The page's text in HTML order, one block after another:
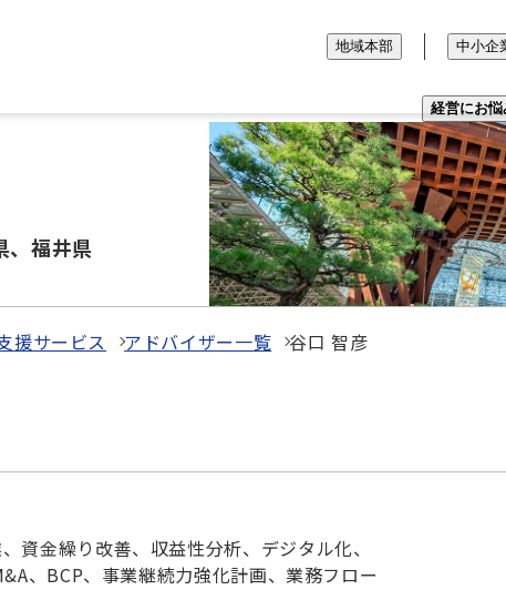
経営にお
地域本部 中小企
、福井県
援サービス アドバイザー一覧 谷口 智彦
資金繰り改善、収益性分析、デジタル化、
、BCP、事業継続力強化計画、業務フロー